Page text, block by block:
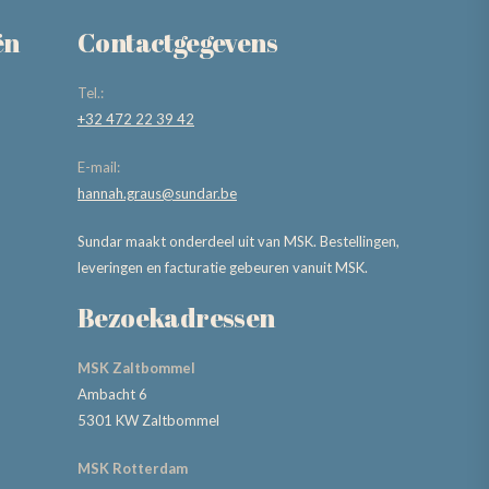
Contactgegevens
Tel.:
+32 472 22 39 42
E-mail:
hannah.graus@sundar.be
Sundar maakt onderdeel uit van MSK. Bestellingen,
leveringen en facturatie gebeuren vanuit MSK.
Bezoekadressen
MSK Zaltbommel
Ambacht 6
5301 KW Zaltbommel
MSK Rotterdam